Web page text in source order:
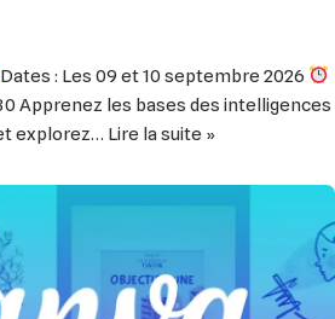
Dates : Les 09 et 10 septembre 2026
Apprenez les bases des intelligences
explorez… Lire la suite »